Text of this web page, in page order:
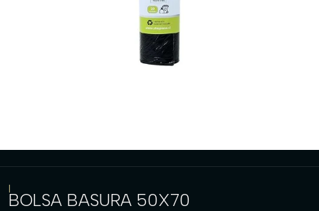
|
BOLSA BASURA 50X70